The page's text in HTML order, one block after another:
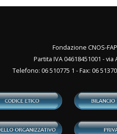
Fondazione CNOS-
Partita IVA 04618451001 -
Telefono: 06 510775 1 - Fax: 06